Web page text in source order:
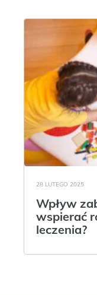
28 LUTEGO 2025
Wpływ
wspierać
leczenia?